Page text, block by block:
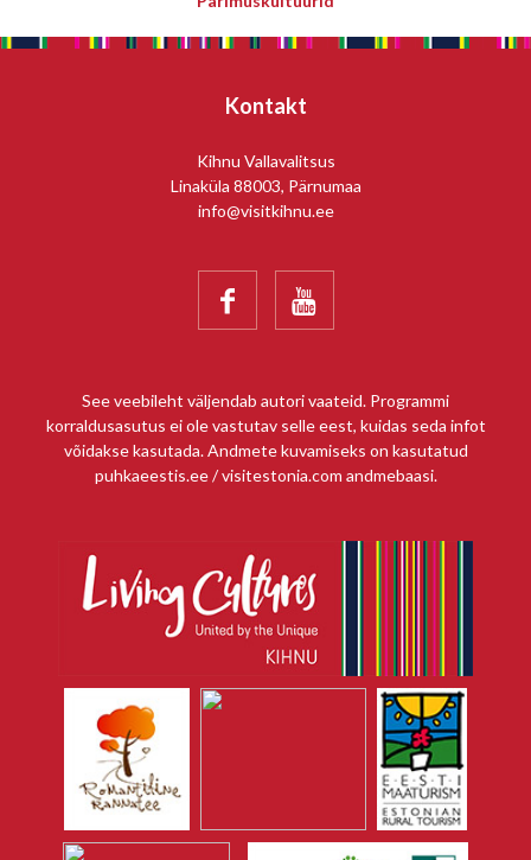
Kontakt
Kihnu Vallavalitsus
Linaküla 88003, Pärnumaa
info@visitkihnu.ee
 
See veebileht väljendab autori vaateid. Programmi
korraldusasutus ei ole vastutav selle eest, kuidas seda infot
võidakse kasutada. Andmete kuvamiseks on kasutatud
puhkaeestis.ee / visitestonia.com andmebaasi.